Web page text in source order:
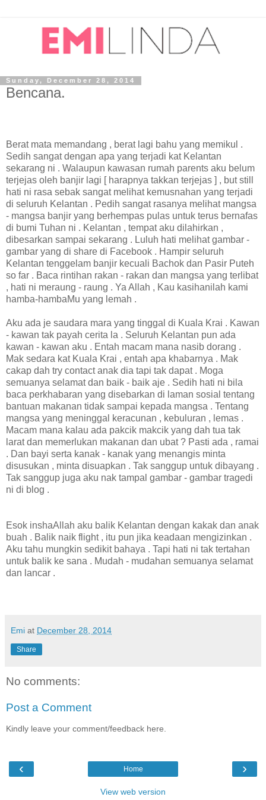
Sunday, December 28, 2014
Bencana.
Berat mata memandang , berat lagi bahu yang memikul .
Sedih sangat dengan apa yang terjadi kat Kelantan
sekarang ni . Walaupun kawasan rumah parents aku belum
terjejas oleh banjir lagi [ harapnya takkan terjejas ] , but still
hati ni rasa sebak sangat melihat kemusnahan yang terjadi
di seluruh Kelantan . Pedih sangat rasanya melihat mangsa
- mangsa banjir yang berhempas pulas untuk terus bernafas
di bumi Tuhan ni . Kelantan , tempat aku dilahirkan ,
dibesarkan sampai sekarang . Luluh hati melihat gambar -
gambar yang di share di Facebook . Hampir seluruh
Kelantan tenggelam banjir kecuali Bachok dan Pasir Puteh
so far . Baca rintihan rakan - rakan dan mangsa yang terlibat
, hati ni meraung - raung . Ya Allah , Kau kasihanilah kami
hamba-hambaMu yang lemah .
Aku ada je saudara mara yang tinggal di Kuala Krai . Kawan
- kawan tak payah cerita la . Seluruh Kelantan pun ada
kawan - kawan aku . Entah macam mana nasib dorang .
Mak sedara kat Kuala Krai , entah apa khabarnya . Mak
cakap dah try contact anak dia tapi tak dapat . Moga
semuanya selamat dan baik - baik aje . Sedih hati ni bila
baca perkhabaran yang disebarkan di laman sosial tentang
bantuan makanan tidak sampai kepada mangsa . Tentang
mangsa yang meninggal keracunan , kebuluran , lemas .
Macam mana kalau ada pakcik makcik yang dah tua tak
larat dan memerlukan makanan dan ubat ? Pasti ada , ramai
. Dan bayi serta kanak - kanak yang menangis minta
disusukan , minta disuapkan . Tak sanggup untuk dibayang .
Tak sanggup juga aku nak tampal gambar - gambar tragedi
ni di blog .
Esok inshaAllah aku balik Kelantan dengan kakak dan anak
buah . Balik naik flight , itu pun jika keadaan mengizinkan .
Aku tahu mungkin sedikit bahaya . Tapi hati ni tak tertahan
untuk balik ke sana . Mudah - mudahan semuanya selamat
dan lancar .
Emi at December 28, 2014
Share
No comments:
Post a Comment
Kindly leave your comment/feedback here.
‹ ›
Home
View web version